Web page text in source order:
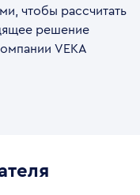
чтобы рассчитать
решение
VEKA